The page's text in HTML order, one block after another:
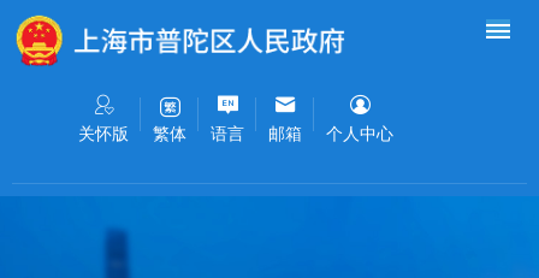
无障碍操作说明
关怀版 繁体 语言 邮箱 个人中心